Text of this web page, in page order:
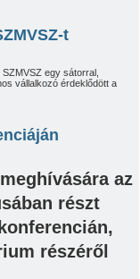
t
egy sátorral,
vállalkozó érdeklődött a
az
részt
részéről